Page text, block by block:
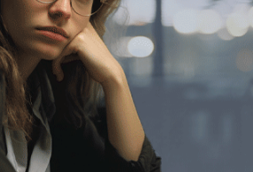
края
в режиме повышенной